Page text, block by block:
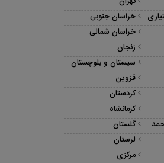
خراسان جنوبی
خراسان شمالی
زنجان
سیستان و بلوچستان
قزوین
کردستان
کرمانشاه
گلستان
لرستان
مرکزی